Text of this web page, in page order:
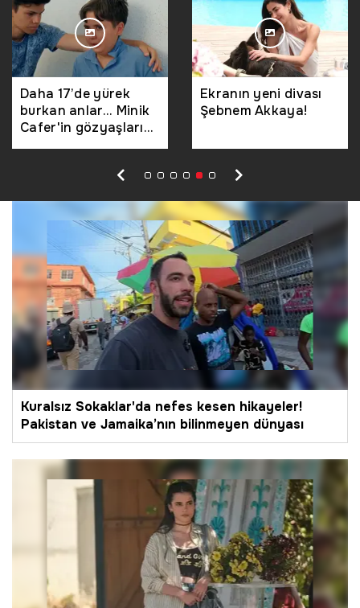
Daha 17’de yürek
burkan anlar... Minik
Cafer'in gözyaşları
Ekranın yeni divası
Şebnem Akkaya!
Kuralsız Sokaklar'da nefes kesen hikayeler!
Pakistan ve Jamaika’nın bilinmeyen dünyası